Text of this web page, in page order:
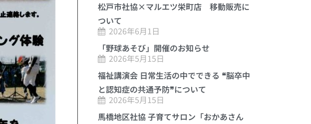
松戸市社協×マルエツ栄町店 移動販売に
ついて
2026年6月1日
「野球あそび」開催のお知らせ
2026年5月15日
福祉講演会 日常生活の中でできる ❝脳卒中
と認知症の共通予防❞について
2026年5月15日
馬橋地区社協 子育てサロン「おかあさん